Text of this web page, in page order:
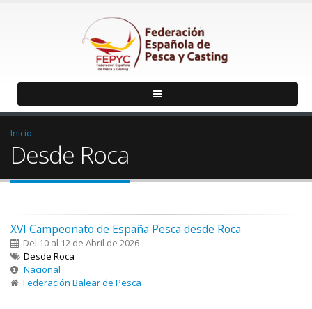
Inicio
Desde Roca
XVI Campeonato de España Pesca desde Roca
Del 10 al 12 de Abril de 2026
Desde Roca
Nacional
Federación Balear de Pesca